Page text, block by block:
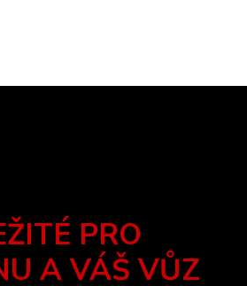
PRO
A VÁŠ VŮZ